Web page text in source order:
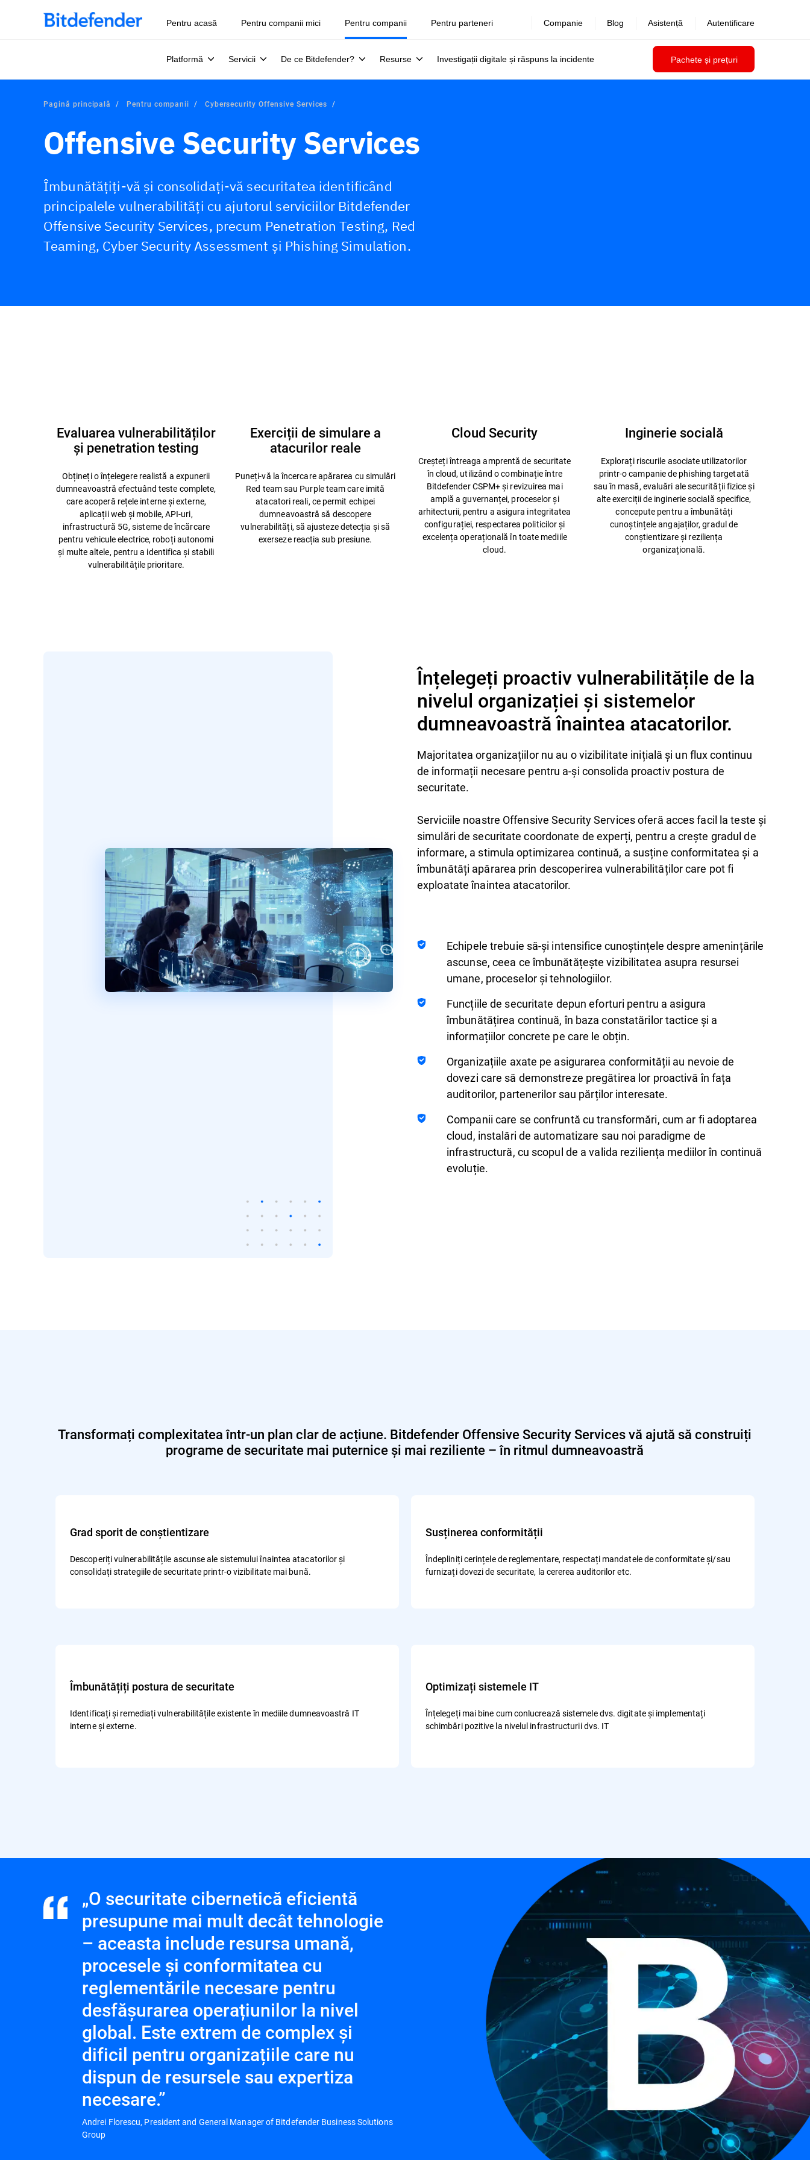
Pentru acasă Pentru companii mici Pentru companii
Platformă Servicii De ce Bitdefender? Resurse Investigații digitale și răspuns la incidente Pachete și prețuri
Pentru parteneri Companie Blog Asistență Autentificare
Pagină principală Pentru companii Cybersecurity Offensive Services
Offensive Security Services
Îmbunătățiți-vă și consolidați-vă securitatea identificând
principalele vulnerabilități cu ajutorul serviciilor Bitdefender
Offensive Security Services, precum Penetration Testing, Red
Teaming, Cyber Security Assessment și Phishing Simulation.
Evaluarea vulnerabilităților
și penetration testing
Obțineți o înțelegere realistă a expunerii
dumneavoastră efectuând teste complete,
care acoperă rețele interne și externe,
aplicații web și mobile, API-uri,
infrastructură 5G, sisteme de încărcare
pentru vehicule electrice, roboți autonomi
și multe altele, pentru a identifica și stabili
vulnerabilitățile prioritare.
Exerciții de simulare a
atacurilor reale
Puneți-vă la încercare apărarea cu simulări
Red team sau Purple team care imită
atacatori reali, ce permit echipei
dumneavoastră să descopere
vulnerabilități, să ajusteze detecția și să
exerseze reacția sub presiune.
Cloud Security
Creșteți întreaga amprentă de securitate
în cloud, utilizând o combinație între
Bitdefender CSPM+ și revizuirea mai
amplă a guvernanței, proceselor și
arhitecturii, pentru a asigura integritatea
configurației, respectarea politicilor și
excelența operațională în toate mediile
cloud.
Inginerie socială
Explorați riscurile asociate utilizatorilor
printr-o campanie de phishing targetată
sau în masă, evaluări ale securității fizice și
alte exerciții de inginerie socială specifice,
concepute pentru a îmbunătăți
cunoștințele angajaților, gradul de
conștientizare și reziliența
organizațională.
Înțelegeți proactiv vulnerabilitățile de la
nivelul organizației și sistemelor
dumneavoastră înaintea atacatorilor.
Majoritatea organizațiilor nu au o vizibilitate inițială și un flux continuu
de informații necesare pentru a-și consolida proactiv postura de
securitate.
Serviciile noastre Offensive Security Services oferă acces facil la teste și
simulări de securitate coordonate de experți, pentru a crește gradul de
informare, a stimula optimizarea continuă, a susține conformitatea și a
îmbunătăți apărarea prin descoperirea vulnerabilităților care pot fi
exploatate înaintea atacatorilor.
Echipele trebuie să-și intensifice cunoștințele despre amenințările
ascunse, ceea ce îmbunătățește vizibilitatea asupra resursei
umane, proceselor și tehnologiilor.
Funcțiile de securitate depun eforturi pentru a asigura
îmbunătățirea continuă, în baza constatărilor tactice și a
informațiilor concrete pe care le obțin.
Organizațiile axate pe asigurarea conformității au nevoie de
dovezi care să demonstreze pregătirea lor proactivă în fața
auditorilor, partenerilor sau părților interesate.
Companii care se confruntă cu transformări, cum ar fi adoptarea
cloud, instalări de automatizare sau noi paradigme de
infrastructură, cu scopul de a valida reziliența mediilor în continuă
evoluție.
Transformați complexitatea într-un plan clar de acțiune. Bitdefender Offensive Security Services vă ajută să construiți
programe de securitate mai puternice și mai reziliente – în ritmul dumneavoastră
Grad sporit de conștientizare
Descoperiți vulnerabilitățile ascunse ale sistemului înaintea atacatorilor și
consolidați strategiile de securitate printr-o vizibilitate mai bună.
Susținerea conformității
Îndepliniți cerințele de reglementare, respectați mandatele de conformitate și/sau
furnizați dovezi de securitate, la cererea auditorilor etc.
Îmbunătățiți postura de securitate
Identificați și remediați vulnerabilitățile existente în mediile dumneavoastră IT
interne și externe.
Optimizați sistemele IT
Înțelegeți mai bine cum conlucrează sistemele dvs. digitate și implementați
schimbări pozitive la nivelul infrastructurii dvs. IT
„O securitate cibernetică eficientă
presupune mai mult decât tehnologie
– aceasta include resursa umană,
procesele și conformitatea cu
reglementările necesare pentru
desfășurarea operațiunilor la nivel
global. Este extrem de complex și
dificil pentru organizațiile care nu
dispun de resursele sau expertiza
necesare.”
Andrei Florescu, President and General Manager of Bitdefender Business Solutions
Group